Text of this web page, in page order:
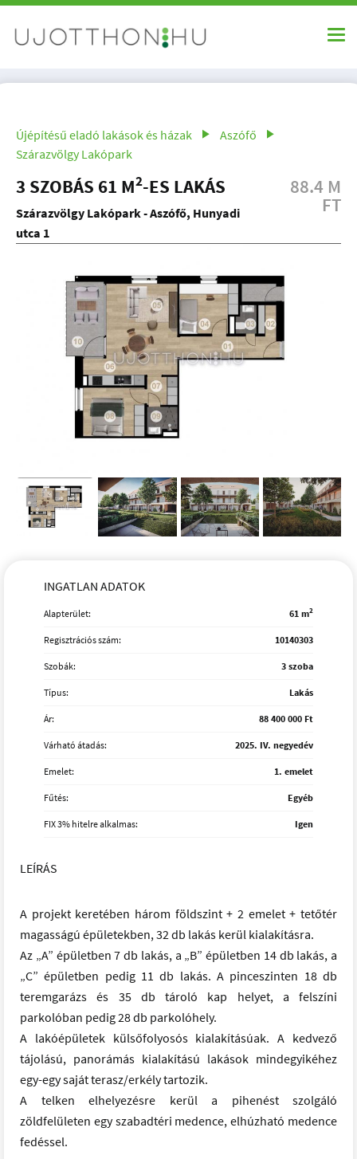
Újépítésű eladó lakások és házak
Aszófő
Szárazvölgy Lakópark
3 SZOBÁS 61 M2-ES LAKÁS
Szárazvölgy Lakópark - Aszófő, Hunyadi
utca 1
88.4 M
FT
INGATLAN ADATOK
Alapterület: 61 m2
Regisztrációs szám: 10140303
Szobák: 3 szoba
Típus: Lakás
Ár: 88 400 000 Ft
Várható átadás: 2025. IV. negyedév
Emelet: 1. emelet
Fűtés: Egyéb
FIX 3% hitelre alkalmas: Igen
LEÍRÁS
A projekt keretében három földszint + 2 emelet + tetőtér
magasságú épületekben, 32 db lakás kerül kialakításra.
Az „A” épületben 7 db lakás, a „B” épületben 14 db lakás, a
„C” épületben pedig 11 db lakás. A pinceszinten 18 db
teremgarázs és 35 db tároló kap helyet, a felszíni
parkolóban pedig 28 db parkolóhely.
A lakóépületek külsőfolyosós kialakításúak. A kedvező
tájolású, panorámás kialakítású lakások mindegyikéhez
egy-egy saját terasz/erkély tartozik.
A telken elhelyezésre kerül a pihenést szolgáló
zöldfelületen egy szabadtéri medence, elhúzható medence
fedéssel.